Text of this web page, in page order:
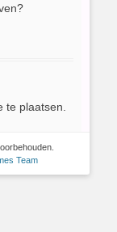
te plaatsen.
Team